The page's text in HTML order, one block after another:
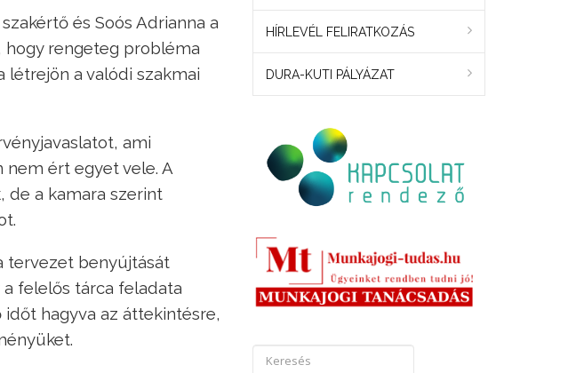
és Soós Adrianna a
hogy rengeteg probléma
létrejön a valódi szakmai
ami
nem ért egyet vele. A
de a kamara szerint
tervezet benyújtását
felelős tárca feladata
hagyva az áttekintésre,
HÍRLEVÉL FELIRATKOZÁS
DURA-KUTI PÁLYÁZAT